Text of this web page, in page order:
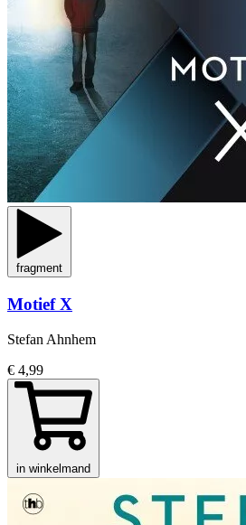
fragment
Motief X
Stefan Ahnhem
€ 4,99
in winkelmand